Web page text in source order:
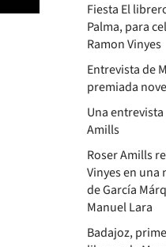
Fiesta El
Palma, para
Ramon Vinyes
Entrevista de
premiada
Una
Amills
Roser Amills
Vinyes en una
de García
Manuel Lara
Badajoz,